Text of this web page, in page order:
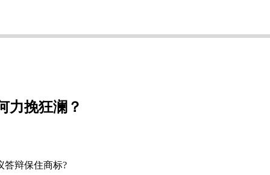
力挽狂澜？
答辩保住商标?